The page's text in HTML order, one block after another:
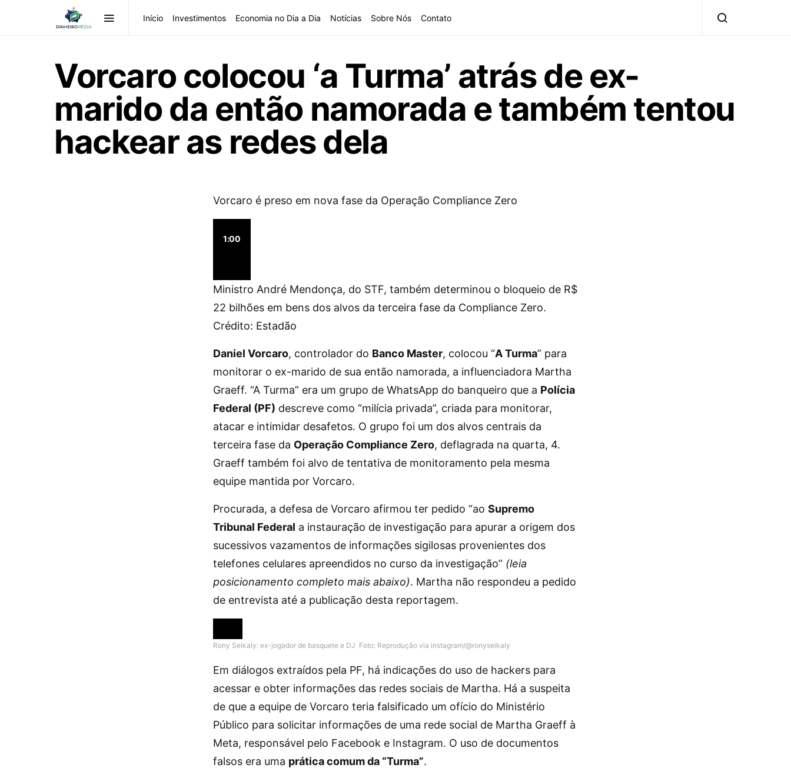
Início Investimentos Economia no Dia a Dia Notícias Sobre Nós Contato
Vorcaro colocou ‘a Turma’ atrás de ex-
marido da então namorada e também tentou
hackear as redes dela
Vorcaro é preso em nova fase da Operação Compliance Zero
1:00
Ministro André Mendonça, do STF, também determinou o bloqueio de R$
22 bilhões em bens dos alvos da terceira fase da Compliance Zero.
Crédito: Estadão
Daniel Vorcaro, controlador do Banco Master, colocou “A Turma” para
monitorar o ex-marido de sua então namorada, a influenciadora Martha
Graeff. “A Turma” era um grupo de WhatsApp do banqueiro que a Polícia
Federal (PF) descreve como “milícia privada”, criada para monitorar,
atacar e intimidar desafetos. O grupo foi um dos alvos centrais da
terceira fase da Operação Compliance Zero, deflagrada na quarta, 4.
Graeff também foi alvo de tentativa de monitoramento pela mesma
equipe mantida por Vorcaro.
Procurada, a defesa de Vorcaro afirmou ter pedido “ao Supremo
Tribunal Federal a instauração de investigação para apurar a origem dos
sucessivos vazamentos de informações sigilosas provenientes dos
telefones celulares apreendidos no curso da investigação” (leia
posicionamento completo mais abaixo). Martha não respondeu a pedido
de entrevista até a publicação desta reportagem.
Rony Seikaly: ex-jogador de basquete e DJ Foto: Reprodução via instagram/@ronyseikaly
Em diálogos extraídos pela PF, há indicações do uso de hackers para
acessar e obter informações das redes sociais de Martha. Há a suspeita
de que a equipe de Vorcaro teria falsificado um ofício do Ministério
Público para solicitar informações de uma rede social de Martha Graeff à
Meta, responsável pelo Facebook e Instagram. O uso de documentos
falsos era uma prática comum da “Turma”.